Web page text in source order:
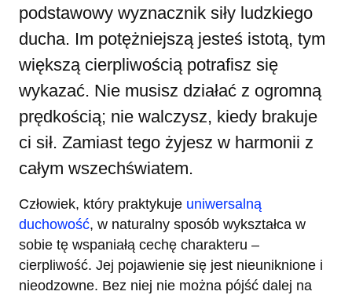
podstawowy wyznacznik siły ludzkiego
ducha. Im potężniejszą jesteś istotą, tym
większą cierpliwością potrafisz się
wykazać. Nie musisz działać z ogromną
prędkością; nie walczysz, kiedy brakuje
ci sił. Zamiast tego żyjesz w harmonii z
całym wszechświatem.
Człowiek, który praktykuje uniwersalną
duchowość, w naturalny sposób wykształca w
sobie tę wspaniałą cechę charakteru –
cierpliwość. Jej pojawienie się jest nieuniknione i
nieodzowne. Bez niej nie można pójść dalej na